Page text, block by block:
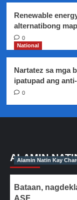
Renewable
alternatibong
0
National
Nartatez sa mga
ipatupad ang
0
ALAMIN
Alamin Natin Kay
Bataan,
ASF